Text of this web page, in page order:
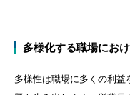
多様化する職場にお
多様性は職場に多くの利